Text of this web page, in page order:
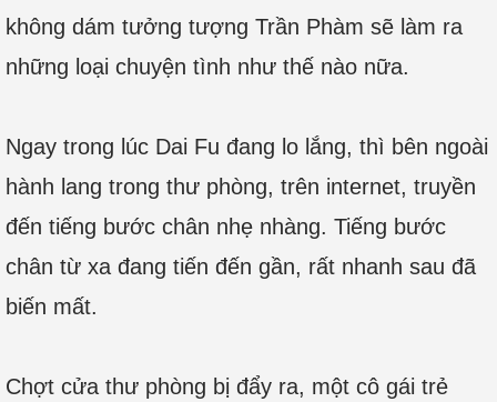
không dám tưởng tượng Trần Phàm sẽ làm ra
những loại chuyện tình như thế nào nữa.
Ngay trong lúc Dai Fu đang lo lắng, thì bên ngoài
hành lang trong thư phòng, trên internet, truyền
đến tiếng bước chân nhẹ nhàng. Tiếng bước
chân từ xa đang tiến đến gần, rất nhanh sau đã
biến mất.
Chợt cửa thư phòng bị đẩy ra, một cô gái trẻ